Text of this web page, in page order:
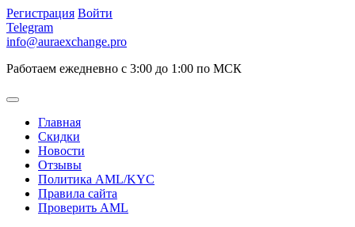
Регистрация Войти
Telegram
info@auraexchange.pro
Работаем ежедневно с 3:00 до 1:00 по МСК
Главная
Скидки
Новости
Отзывы
Политика AML/KYC
Правила сайта
Проверить AML